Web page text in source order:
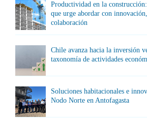
Productividad en la
que urge abordar con
colaboración
Chile avanza hacia la inversión
taxonomía de actividades
Soluciones habitacionales e
Nodo Norte en Antofagasta